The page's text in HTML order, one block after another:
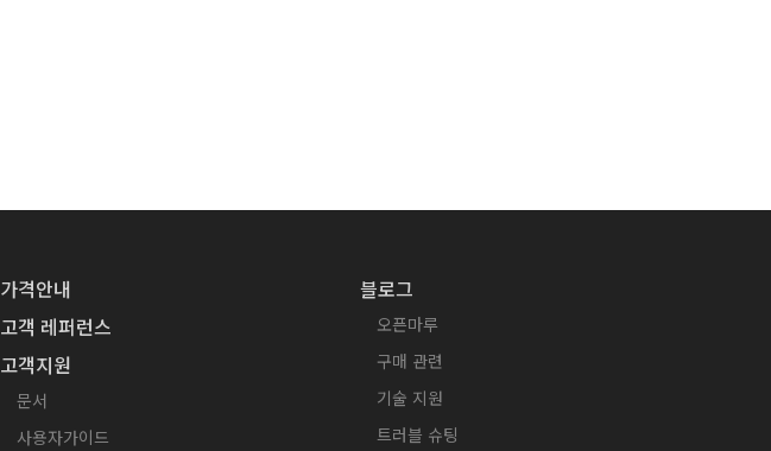
가격안내
고객 레퍼런스
고객지원
문서
사용자가이드
블로그
오픈마루
구매 관련
기술 지원
트러블 슈팅